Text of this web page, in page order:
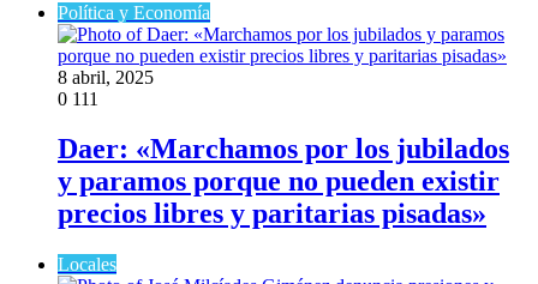
Política y Economía
8 abril, 2025
0 111
Daer: «Marchamos por los jubilados
y paramos porque no pueden existir
precios libres y paritarias pisadas»
Locales